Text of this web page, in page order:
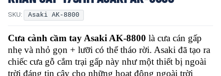
SKU: Asaki AK-8800
Cưa cành cầm tay Asaki AK-8800 là cưa cán gấp
nhẹ và nhỏ gọn + lưỡi có thể tháo rời. Asaki đã tạo ra
chiếc cưa gỗ cắm trại gấp này như một thiết bị ngoài
trời đáng tin cậy cho những hoạt động ngoài trời